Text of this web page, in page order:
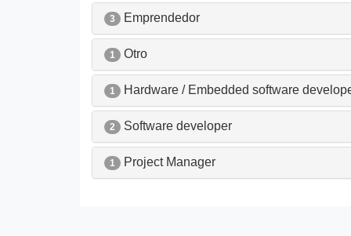
3 Emprendedor
1 Otro
1 Hardware / Embedded software
2 Software developer
1 Project Manager